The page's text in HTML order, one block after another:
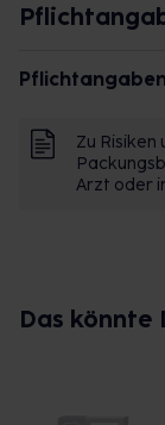
Pflichtangaben
Zu Risiken
Arzt oder
Das könnte